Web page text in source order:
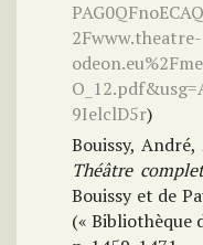
2Fwww.theatre-
9IelclD5r)
Bouissy, André,
Théâtre complet
Bouissy et de
(« Bibliothèque